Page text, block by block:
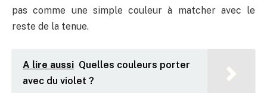
pas comme une simple couleur à matcher avec le
reste de la tenue.
A lire aussi Quelles couleurs porter
avec du violet ?